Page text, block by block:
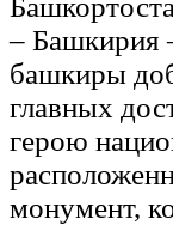
– Башкирия
башкиры
главных
герою
монумент,